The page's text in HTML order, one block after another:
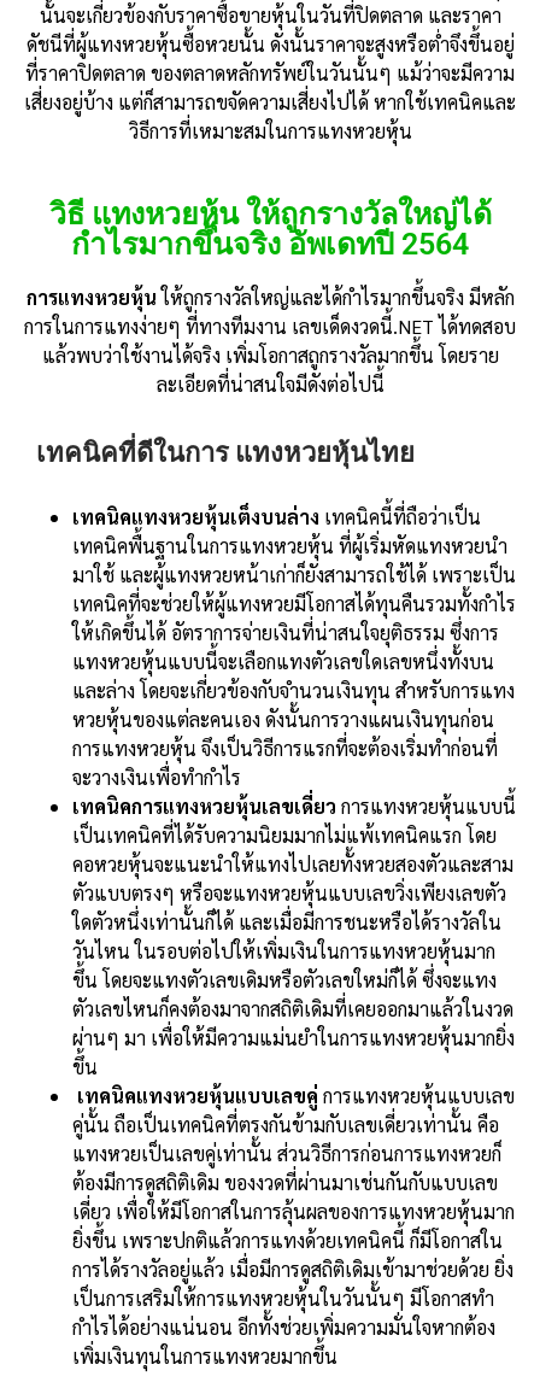
นั้นจะเกี่ยวข้องกับราคาซื้อขายหุ้นในวันที่ปิดตลาด และราคา
ดัชนีที่ผู้แทงหวยหุ้นซื้อหวยนั้น ดังนั้นราคาจะสูงหรือต่ำจึงขึ้นอยู่
ที่ราคาปิดตลาด ของตลาดหลักทรัพย์ในวันนั้นๆ แม้ว่าจะมีความ
เสี่ยงอยู่บ้าง แต่ก็สามารถขจัดความเสี่ยงไปได้ หากใช้เทคนิคและ
วิธีการที่เหมาะสมในการแทงหวยหุ้น
วิธี แทงหวยหุ้น ให้ถูกรางวัลใหญ่ได้
กำไรมากขึ้นจริง อัพเดทปี 2564
การแทงหวยหุ้นให้ถูกรางวัลใหญ่และได้กำไรมากขึ้นจริง มีหลัก
การในการแทงง่ายๆ ที่ทางทีมงาน เลขเด็ดงวดนี้.NET ได้ทดสอบ
แล้วพบว่าใช้งานได้จริง เพิ่มโอกาสถูกรางวัลมากขึ้น โดยราย
ละเอียดที่น่าสนใจมีดังต่อไปนี้
เทคนิคที่ดีในการ แทงหวยหุ้นไทย
เทคนิคแทงหวยหุ้นเต็งบนล่าง เทคนิคนี้ที่ถือว่าเป็น
เทคนิคพื้นฐานในการแทงหวยหุ้น ที่ผู้เริ่มหัดแทงหวยนำ
มาใช้ และผู้แทงหวยหน้าเก่าก็ยังสามารถใช้ได้ เพราะเป็น
เทคนิคที่จะช่วยให้ผู้แทงหวยมีโอกาสได้ทุนคืนรวมทั้งกำไร
ให้เกิดขึ้นได้ อัตราการจ่ายเงินที่น่าสนใจยุติธรรม ซึ่งการ
แทงหวยหุ้นแบบนี้จะเลือกแทงตัวเลขใดเลขหนึ่งทั้งบน
และล่าง โดยจะเกี่ยวข้องกับจำนวนเงินทุน สำหรับการแทง
หวยหุ้นของแต่ละคนเอง ดังนั้นการวางแผนเงินทุนก่อน
การแทงหวยหุ้น จึงเป็นวิธีการแรกที่จะต้องเริ่มทำก่อนที่
จะวางเงินเพื่อทำกำไร
เทคนิคการแทงหวยหุ้นเลขเดี่ยว การแทงหวยหุ้นแบบนี้
เป็นเทคนิคที่ได้รับความนิยมมากไม่แพ้เทคนิคแรก โดย
คอหวยหุ้นจะแนะนำให้แทงไปเลยทั้งหวยสองตัวและสาม
ตัวแบบตรงๆ หรือจะแทงหวยหุ้นแบบเลขวิ่งเพียงเลขตัว
ใดตัวหนึ่งเท่านั้นก็ได้ และเมื่อมีการชนะหรือได้รางวัลใน
วันไหน ในรอบต่อไปให้เพิ่มเงินในการแทงหวยหุ้นมาก
ขึ้น โดยจะแทงตัวเลขเดิมหรือตัวเลขใหม่ก็ได้ ซึ่งจะแทง
ตัวเลขไหนก็คงต้องมาจากสถิติเดิมที่เคยออกมาแล้วในงวด
ผ่านๆ มา เพื่อให้มีความแม่นยำในการแทงหวยหุ้นมากยิ่ง
ขึ้น
เทคนิคแทงหวยหุ้นแบบเลขคู่ การแทงหวยหุ้นแบบเลข
คู่นั้น ถือเป็นเทคนิคที่ตรงกันข้ามกับเลขเดี่ยวเท่านั้น คือ
แทงหวยเป็นเลขคู่เท่านั้น ส่วนวิธีการก่อนการแทงหวยก็
ต้องมีการดูสถิติเดิม ของงวดที่ผ่านมาเช่นกันกับแบบเลข
เดี่ยว เพื่อให้มีโอกาสในการลุ้นผลของการแทงหวยหุ้นมาก
ยิ่งขึ้น เพราะปกติแล้วการแทงด้วยเทคนิคนี้ ก็มีโอกาสใน
การได้รางวัลอยู่แล้ว เมื่อมีการดูสถิติเดิมเข้ามาช่วยด้วย ยิ่ง
เป็นการเสริมให้การแทงหวยหุ้นในวันนั้นๆ มีโอกาสทำ
กำไรได้อย่างแน่นอน อีกทั้งช่วยเพิ่มความมั่นใจหากต้อง
เพิ่มเงินทุนในการแทงหวยมากขึ้น